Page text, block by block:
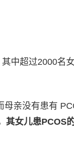
中超过2000名
母亲没有患有
其女儿患PCOS